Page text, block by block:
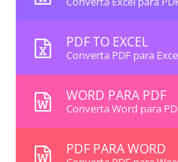
PDF TO EXCEL
Converta PDF para
WORD PARA PDF
Converta Word para
PDF PARA WORD